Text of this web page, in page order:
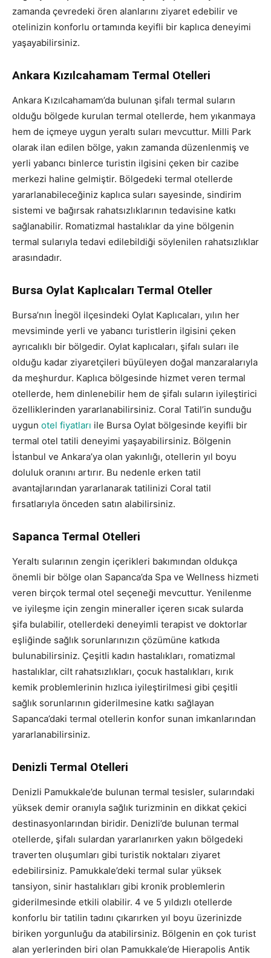
zamanda çevredeki ören alanlarını ziyaret edebilir ve
otelinizin konforlu ortamında keyifli bir kaplıca deneyimi
yaşayabilirsiniz.
Ankara Kızılcahamam Termal Otelleri
Ankara Kızılcahamam’da bulunan şifalı termal suların
olduğu bölgede kurulan termal otellerde, hem yıkanmaya
hem de içmeye uygun yeraltı suları mevcuttur. Milli Park
olarak ilan edilen bölge, yakın zamanda düzenlenmiş ve
yerli yabancı binlerce turistin ilgisini çeken bir cazibe
merkezi haline gelmiştir. Bölgedeki termal otellerde
yararlanabileceğiniz kaplıca suları sayesinde, sindirim
sistemi ve bağırsak rahatsızlıklarının tedavisine katkı
sağlanabilir. Romatizmal hastalıklar da yine bölgenin
termal sularıyla tedavi edilebildiği söylenilen rahatsızlıklar
arasındadır.
Bursa Oylat Kaplıcaları Termal Oteller
Bursa’nın İnegöl ilçesindeki Oylat Kaplıcaları, yılın her
mevsiminde yerli ve yabancı turistlerin ilgisini çeken
ayrıcalıklı bir bölgedir. Oylat kaplıcaları, şifalı suları ile
olduğu kadar ziyaretçileri büyüleyen doğal manzaralarıyla
da meşhurdur. Kaplıca bölgesinde hizmet veren termal
otellerde, hem dinlenebilir hem de şifalı suların iyileştirici
özelliklerinden yararlanabilirsiniz. Coral Tatil’in sunduğu
uygun otel fiyatları ile Bursa Oylat bölgesinde keyifli bir
termal otel tatili deneyimi yaşayabilirsiniz. Bölgenin
İstanbul ve Ankara’ya olan yakınlığı, otellerin yıl boyu
doluluk oranını artırır. Bu nedenle erken tatil
avantajlarından yararlanarak tatilinizi Coral tatil
fırsatlarıyla önceden satın alabilirsiniz.
Sapanca Termal Otelleri
Yeraltı sularının zengin içerikleri bakımından oldukça
önemli bir bölge olan Sapanca’da Spa ve Wellness hizmeti
veren birçok termal otel seçeneği mevcuttur. Yenilenme
ve iyileşme için zengin mineraller içeren sıcak sularda
şifa bulabilir, otellerdeki deneyimli terapist ve doktorlar
eşliğinde sağlık sorunlarınızın çözümüne katkıda
bulunabilirsiniz. Çeşitli kadın hastalıkları, romatizmal
hastalıklar, cilt rahatsızlıkları, çocuk hastalıkları, kırık
kemik problemlerinin hızlıca iyileştirilmesi gibi çeşitli
sağlık sorunlarının giderilmesine katkı sağlayan
Sapanca’daki termal otellerin konfor sunan imkanlarından
yararlanabilirsiniz.
Denizli Termal Otelleri
Denizli Pamukkale’de bulunan termal tesisler, sularındaki
yüksek demir oranıyla sağlık turizminin en dikkat çekici
destinasyonlarından biridir. Denizli’de bulunan termal
otellerde, şifalı sulardan yararlanırken yakın bölgedeki
traverten oluşumları gibi turistik noktaları ziyaret
edebilirsiniz. Pamukkale’deki termal sular yüksek
tansiyon, sinir hastalıkları gibi kronik problemlerin
giderilmesinde etkili olabilir. 4 ve 5 yıldızlı otellerde
konforlu bir tatilin tadını çıkarırken yıl boyu üzerinizde
biriken yorgunluğu da atabilirsiniz. Bölgenin en çok turist
alan yerlerinden biri olan Pamukkale’de Hierapolis Antik